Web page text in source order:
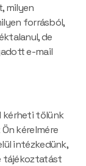
milyen
forrásból,
de
e-mail
kérheti tőlünk
kérelmére
intézkedünk,
tájékoztatást